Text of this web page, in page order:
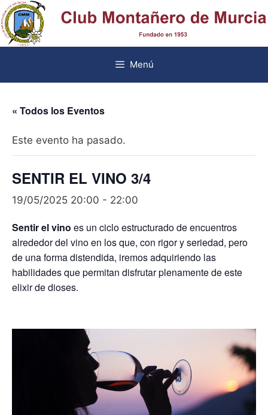
Saltar
al
contenido
Menú
« Todos los Eventos
Este evento ha pasado.
SENTIR EL VINO 3/4
19/05/2025 20:00 - 22:00
Sentir el vino es un ciclo estructurado de encuentros
alrededor del vino en los que, con rigor y seriedad, pero
de una forma distendida, iremos adquiriendo las
habilidades que permitan disfrutar plenamente de este
elixir de dioses.